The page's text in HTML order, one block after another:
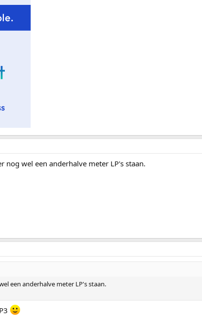
nog wel een anderhalve meter LP's staan.
een anderhalve meter LP's staan.